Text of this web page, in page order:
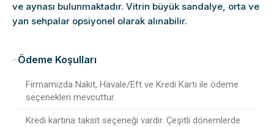
ve aynası bulunmaktadır. Vitrin büyük sandalye, orta ve
yan sehpalar opsiyonel olarak alınabilir.
Ödeme Koşulları
Firmamızda Nakit, Havale/Eft ve Kredi Kartı ile ödeme
seçenekleri mevcuttur.
Kredi kartına taksit seçeneği vardır. Çeşitli dönemlerde